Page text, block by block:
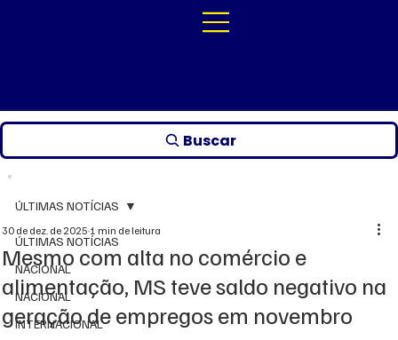
Buscar
ÚLTIMAS NOTÍCIAS
NACIONAL
NACIONAL
INTERNACIONAL
ÚLTIMAS NOTÍCIAS
Mesmo com alta no comércio e
alimentação, MS teve saldo negativo na
geração de empregos em novembro
30 de dez. de 20251 min de leitura